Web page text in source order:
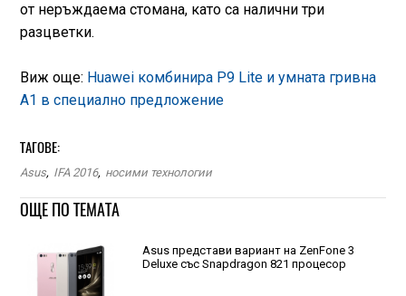
от неръждаема стомана, като са налични три
разцветки.
Виж още: Huawei комбинира P9 Lite и умната гривна
A1 в специално предложение
ТАГОВЕ:
Asus, IFA 2016, носими технологии
ОЩЕ ПО ТЕМАТА
Asus представи вариант на ZenFone 3
Deluxe със Snapdragon 821 процесор